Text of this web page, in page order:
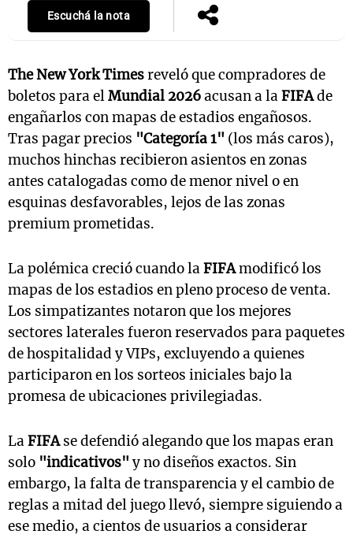
Escuchá la nota
The New York Timesreveló que compradores de
boletos para elMundial 2026acusan a laFIFAde
engañarlos con mapas de estadios engañosos.
Tras pagar precios "Categoría 1" (los más caros),
muchos hinchas recibieron asientos en zonas
antes catalogadas como de menor nivel o en
esquinas desfavorables, lejos de las zonas
premium prometidas.
La polémica creció cuando laFIFAmodificó los
mapas de los estadios en pleno proceso de venta.
Los simpatizantes notaron que los mejores
sectores laterales fueron reservados para paquetes
de hospitalidad y VIPs, excluyendo a quienes
participaron en los sorteos iniciales bajo la
promesa de ubicaciones privilegiadas.
LaFIFAse defendió alegando que los mapas eran
solo "indicativos" y no diseños exactos. Sin
embargo, la falta de transparencia y el cambio de
reglas a mitad del juego llevó, siempre siguiendo a
ese medio, a cientos de usuarios a considerar